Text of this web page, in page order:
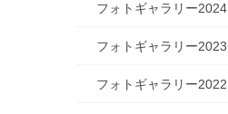
フォトギャラリー2024
フォトギャラリー2023
フォトギャラリー2022